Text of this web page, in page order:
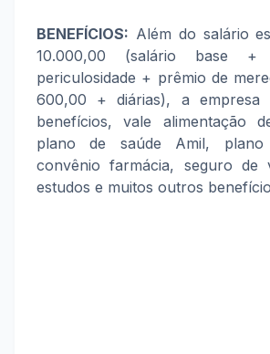
BENEFÍCIOS: Além do salário
10.000,00 (salário base +
periculosidade + prêmio de
600,00 + diárias), a empresa
benefícios, vale alimentação
plano de saúde Amil, plano
convênio farmácia, seguro de
estudos e muitos outros